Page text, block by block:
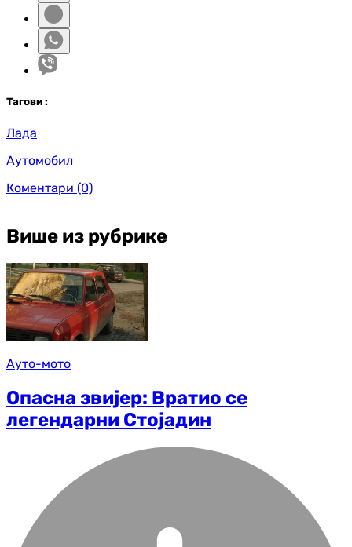
Тагови :
Лада
Аутомобил
Коментари (0)
Више из рубрике
Ауто-мото
Опасна звијер: Вратио се
легендарни Стојадин